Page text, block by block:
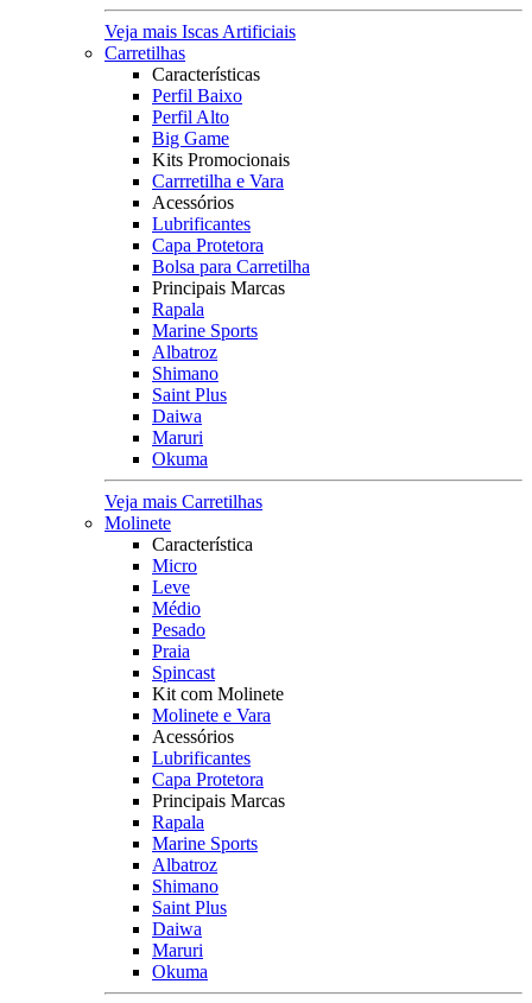
Veja mais Iscas Artificiais
Carretilhas
Características
Perfil Baixo
Perfil Alto
Big Game
Kits Promocionais
Carrretilha e Vara
Acessórios
Lubrificantes
Capa Protetora
Bolsa para Carretilha
Principais Marcas
Rapala
Marine Sports
Albatroz
Shimano
Saint Plus
Daiwa
Maruri
Okuma
Veja mais Carretilhas
Molinete
Característica
Micro
Leve
Médio
Pesado
Praia
Spincast
Kit com Molinete
Molinete e Vara
Acessórios
Lubrificantes
Capa Protetora
Principais Marcas
Rapala
Marine Sports
Albatroz
Shimano
Saint Plus
Daiwa
Maruri
Okuma